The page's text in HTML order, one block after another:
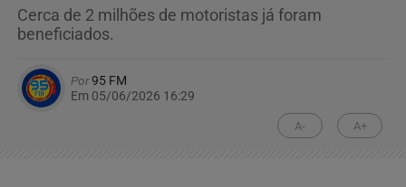
Cerca de 2 milhões de motoristas já foram
beneficiados.
Por95 FM
Em 05/06/2026 16:29
A- A+